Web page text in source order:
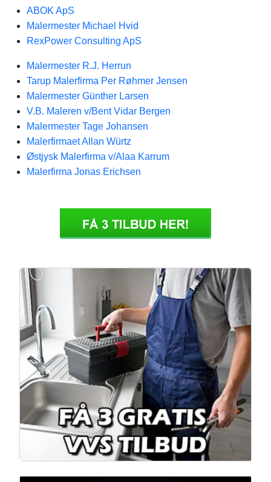
ABOK ApS
Malermester Michael Hvid
RexPower Consulting ApS
Malermester R.J. Herrun
Tarup Malerfirma Per Røhmer Jensen
Malermester Günther Larsen
V.B. Maleren v/Bent Vidar Bergen
Malermester Tage Johansen
Malerfirmaet Allan Würtz
Østjysk Malerfirma v/Alaa Karrum
Malerfirma Jonas Erichsen